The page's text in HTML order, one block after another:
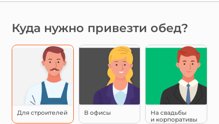
Куда нужно привезти обед?
Для строителей В офисы
На свадьбы
и корпоративы